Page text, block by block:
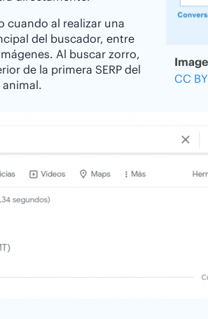
CC
cuando al realizar una
del buscador, entre
Al buscar zorro,
de la primera SERP del